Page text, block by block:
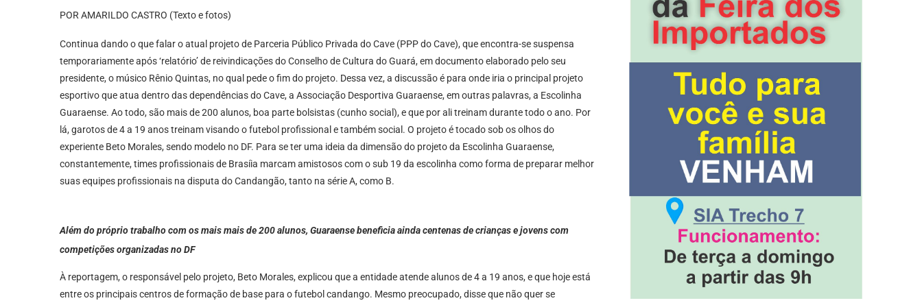
POR AMARILDO CASTRO (Texto e fotos)
Continua dando o que falar o atual projeto de Parceria Público Privada do Cave (PPP do Cave), que encontra-se suspensa
temporariamente após ‘relatório’ de reivindicações do Conselho de Cultura do Guará, em documento elaborado pelo seu
presidente, o músico Rênio Quintas, no qual pede o fim do projeto. Dessa vez, a discussão é para onde iria o principal projeto
esportivo que atua dentro das dependências do Cave, a Associação Desportiva Guaraense, em outras palavras, a Escolinha
Guaraense. Ao todo, são mais de 200 alunos, boa parte bolsistas (cunho social), e que por ali treinam durante todo o ano. Por
lá, garotos de 4 a 19 anos treinam visando o futebol profissional e também social. O projeto é tocado sob os olhos do
experiente Beto Morales, sendo modelo no DF. Para se ter uma ideia da dimensão do projeto da Escolinha Guaraense,
constantemente, times profissionais de Brasíia marcam amistosos com o sub 19 da escolinha como forma de preparar melhor
suas equipes profissionais na disputa do Candangão, tanto na série A, como B.
Além do próprio trabalho com os mais mais de 200 alunos, Guaraense beneficia ainda centenas de crianças e jovens com
competições organizadas no DF
À reportagem, o responsável pelo projeto, Beto Morales, explicou que a entidade atende alunos de 4 a 19 anos, e que hoje está
entre os principais centros de formação de base para o futebol candango. Mesmo preocupado, disse que não quer se